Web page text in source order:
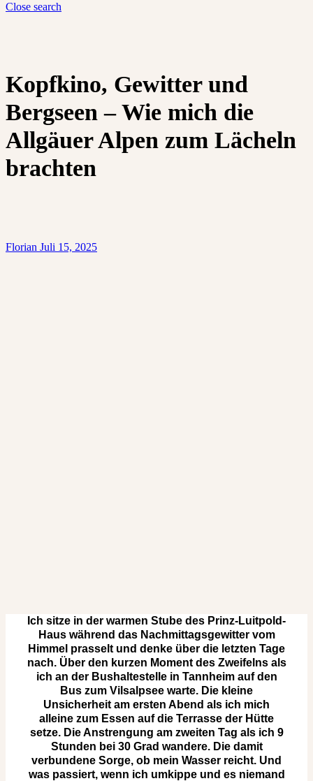
Close search
Kopfkino, Gewitter und
Bergseen – Wie mich die
Allgäuer Alpen zum Lächeln
brachten
Florian Juli 15, 2025
Ich sitze in der warmen Stube des Prinz-Luitpold-
Haus während das Nachmittagsgewitter vom
Himmel prasselt und denke über die letzten Tage
nach. Über den kurzen Moment des Zweifelns als
ich an der Bushaltestelle in Tannheim auf den
Bus zum Vilsalpsee warte. Die kleine
Unsicherheit am ersten Abend als ich mich
alleine zum Essen auf die Terrasse der Hütte
setze. Die Anstrengung am zweiten Tag als ich 9
Stunden bei 30 Grad wandere. Die damit
verbundene Sorge, ob mein Wasser reicht. Und
was passiert, wenn ich umkippe und es niemand